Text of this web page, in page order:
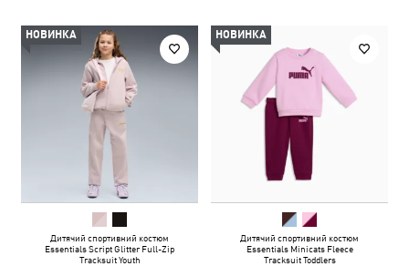
НОВИНКА
Дитячий спортивний костюм
Essentials Script Glitter Full-Zip
Tracksuit Youth
НОВИНКА
Дитячий спортивний костюм
Essentials Minicats Fleece
Tracksuit Toddlers